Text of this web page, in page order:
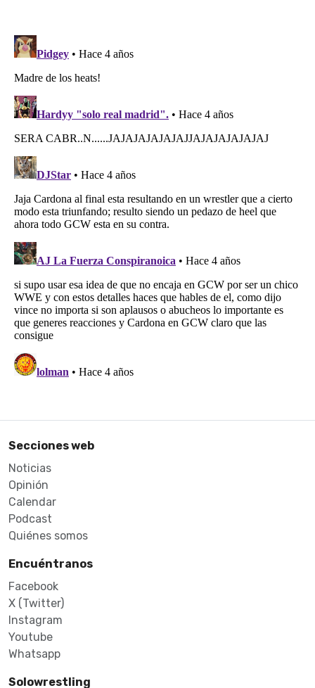
Secciones web
Noticias
Opinión
Calendar
Podcast
Quiénes somos
Encuéntranos
Facebook
X (Twitter)
Instagram
Youtube
Whatsapp
Solowrestling